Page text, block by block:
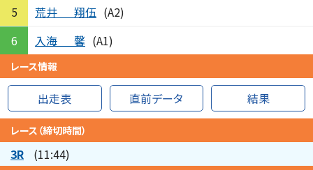
5
荒井 翔伍 (A2)
6
入海 馨 (A1)
レース情報
出走表 直前データ 結果
レース（締切時間）
3R (11:44)